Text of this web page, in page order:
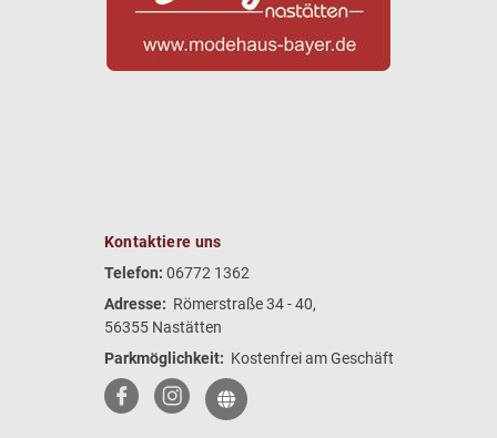
Kontaktiere uns
Telefon: 06772 1362
Adresse: Römerstraße 34 - 40,
56355 Nastätten
Parkmöglichkeit: Kostenfrei am Geschäft